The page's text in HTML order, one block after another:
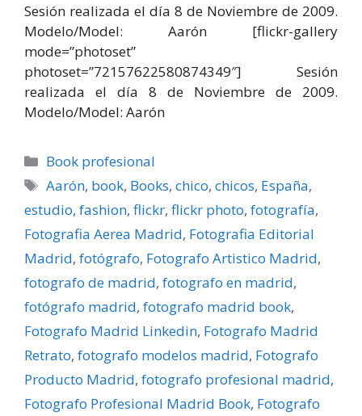
Sesión realizada el dí­a 8 de Noviembre de 2009.
Modelo/Model: Aarón [flickr-gallery
mode=”photoset”
photoset=”72157622580874349″] Sesión
realizada el dí­a 8 de Noviembre de 2009.
Modelo/Model: Aarón
Categorías
Book profesional
Etiquetas
Aarón, book, Books,chico,chicos, España,
estudio, fashion, flickr, flickr photo, fotografí­a,
Fotografia Aerea Madrid, Fotografia Editorial
Madrid, fotógrafo, Fotografo Artistico Madrid,
fotografo de madrid, fotografo en madrid,
fotógrafo madrid, fotografo madrid book,
Fotografo Madrid Linkedin, Fotografo Madrid
Retrato, fotografo modelos madrid, Fotografo
Producto Madrid, fotografo profesional madrid,
Fotografo Profesional Madrid Book, Fotografo